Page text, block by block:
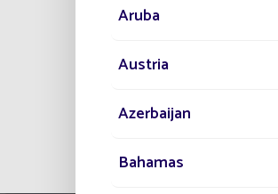
Aruba
Austria
Azerbaijan
Bahamas